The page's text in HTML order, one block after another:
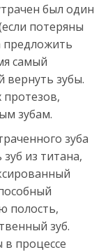
был один
потеряны
предложить
самый
зубы.
протезов,
зубам.
зуба
из титана,
полость,
зуб.
процессе